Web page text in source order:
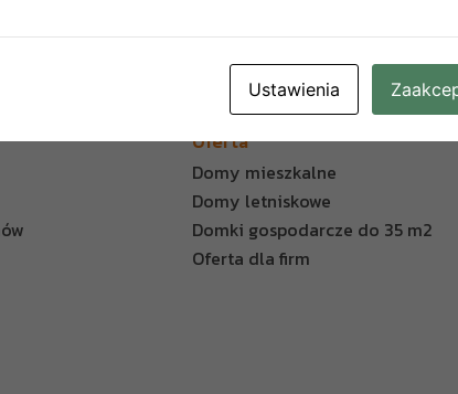
Oferta
Domy mieszkalne
Domy letniskowe
Domki gospodarcze do 35 m2
Oferta dla firm
Ustawienia